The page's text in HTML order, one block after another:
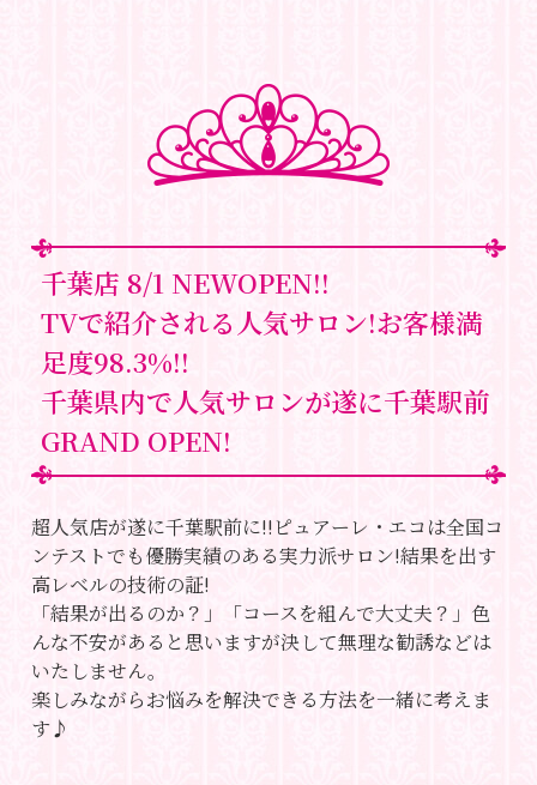
千葉店 8/1 NEWOPEN!!
TVで紹介される人気サロン!お客様満
足度98.3%!!
千葉県内で人気サロンが遂に千葉駅前
GRAND OPEN!
超人気店が遂に千葉駅前に!!ピュアーレ・エコは全国コ
ンテストでも優勝実績のある実力派サロン!結果を出す
高レベルの技術の証!
「結果が出るのか？」「コースを組んで大丈夫？」色
んな不安があると思いますが決して無理な勧誘などは
いたしません。
楽しみながらお悩みを解決できる方法を一緒に考えま
す♪